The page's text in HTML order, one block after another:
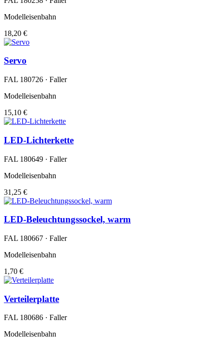
Modelleisenbahn
18,20 €
Servo
FAL 180726 · Faller
Modelleisenbahn
15,10 €
LED-Lichterkette
FAL 180649 · Faller
Modelleisenbahn
31,25 €
LED-Beleuchtungssockel, warm
FAL 180667 · Faller
Modelleisenbahn
1,70 €
Verteilerplatte
FAL 180686 · Faller
Modelleisenbahn